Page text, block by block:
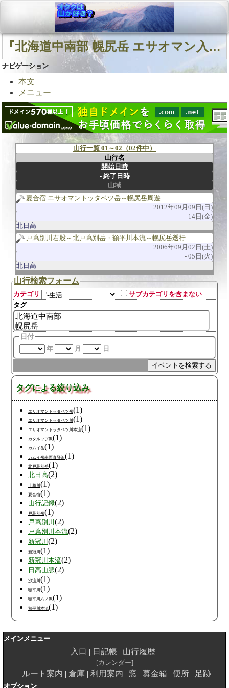
『北海道中南部 幌尻岳 エサオマン入ノ沢』に関連する山行
ナビゲーション
本文
メニュー
山行一覧 01～02（02件中）
山行名
開始日時
終了日時
山域
夏合宿 エサオマントッタベツ岳～幌尻岳周遊
2012年09月09日(日)
14日(金)
北日高
戸蔦別川右股～北戸蔦別岳・額平川本流～幌尻岳遡行
2006年09月02日(土)
05日(火)
北日高
山行検索フォーム
カテゴリ
サブカテゴリを含まない
タグ
日付
年
月 日
タグによる絞り込み
エサオマントッタベツ岳(1)
エサオマントッタベツ川 (1)
エサオマントッタベツ川本流(1)
カタルップ沢(1)
カムイ岳(1)
カムイ岳南面直登沢(1)
北戸蔦別岳(1)
北日高(2)
十勝川 (1)
夏合宿(1)
山行記録(2)
戸蔦別岳(1)
戸蔦別川 (2)
戸蔦別川本流(2)
新冠川 (2)
新冠川 (1)
新冠川本流(2)
日高山脈(2)
沙流川 (1)
額平川 (1)
額平川六ノ沢(1)
額平川本流(1)
メインメニュー
入口 日記帳 山行履歴
カレンダー
ルート案内 倉庫 利用案内 窓 募金箱 便所 足跡
オプション